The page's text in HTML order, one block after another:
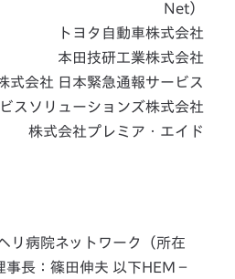
Net）
トヨタ自動車株式会社
本田技研工業株式会社
式会社 日本緊急通報サービス
スソリューションズ株式会社
株式会社プレミア・エイド
病院ネットワーク（所在
事長：篠田伸夫 以下HEM－